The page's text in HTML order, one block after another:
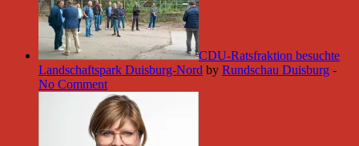
CDU-Ratsfraktion besuchte
Landschaftspark Duisburg-Nord by Rundschau Duisburg -
No Comment